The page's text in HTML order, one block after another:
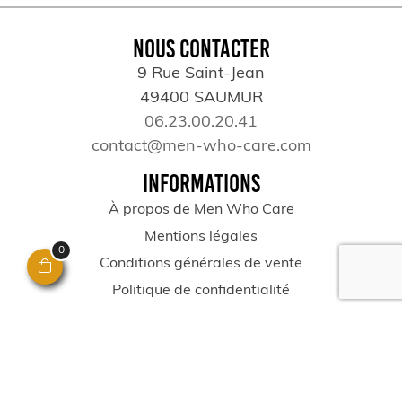
NOUS CONTACTER
9 Rue Saint-Jean
49400 SAUMUR
06.23.00.20.41
contact@men-who-care.com
INFORMATIONS
À propos de Men Who Care
Mentions légales
Conditions générales de vente
Politique de confidentialité
0